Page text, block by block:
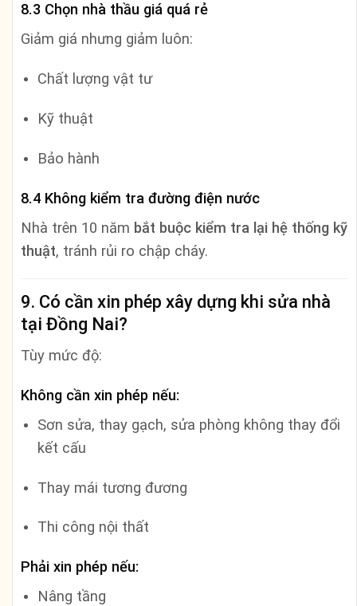
8.3 Chọn nhà thầu giá quá rẻ
Giảm giá nhưng giảm luôn:
Chất lượng vật tư
Kỹ thuật
Bảo hành
8.4 Không kiểm tra đường điện nước
Nhà trên 10 năm bắt buộc kiểm tra lại hệ thống kỹ
thuật, tránh rủi ro chập cháy.
9. Có cần xin phép xây dựng khi sửa nhà
tại Đồng Nai?
Tùy mức độ:
Không cần xin phép nếu:
Sơn sửa, thay gạch, sửa phòng không thay đổi
kết cấu
Thay mái tương đương
Thi công nội thất
Phải xin phép nếu:
Nâng tầng